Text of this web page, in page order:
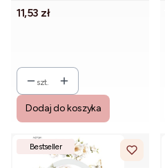
Cena
11,53 zł
szt.
Dodaj do koszyka
Bestseller